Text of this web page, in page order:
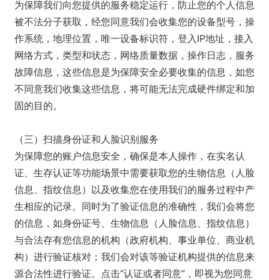
为保障我们向您提供的服务稳定运行，防止您的个人信息
被不法分子获取，经您同意我们会收集您的设备型号，操
作系统，地理位置，唯一设备标识符，登入IP地址，接入
网络方式，类型和状态，网络质量数据，操作日志，服务
故障信息，这些信息是为保障安全必要收集的信息，如您
不同意我们收集这些信息，将可能无法完成硬件绑定和加
固的目的。
（三）扫描身份证和人脸识别服务
为保障您的账户信息安全，确保是本人操作，在实名认
证、生存认证等功能场景中需要获取您的生物信息（人脸
信息、指纹信息）以及收集您在使用我们的服务过程中产
生相应的记录。同时为了验证信息的准确性，我们会将您
的信息，如身份证号、生物信息（人脸信息、指纹信息）
与合法存有您信息的机构（政府机构、事业单位、商业机
构）进行验证核对；我们会对该等验证机构提供的信息来
源合法性进行验证。点击“认证或者同意”，即视为您同意